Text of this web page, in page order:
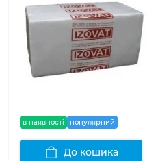
в наявності популярний
До кошика